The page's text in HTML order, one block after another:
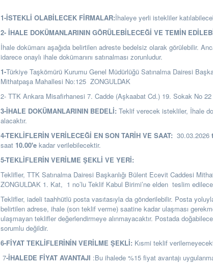
1-İSTEKLİ OLABİLECEK FİRMALAR:İhaleye yerli istekliler
2- İHALE DOKÜMANLARININ GÖRÜLEBİLECEĞİ VE TEMİN
İhale dokümanı aşağıda belirtilen adreste bedelsiz olarak görülebilir.
idarece onaylı ihale dokümanını satınalması zorunludur.
1-Türkiye Taşkömürü Kurumu Genel Müdürlüğü Satınalma Dairesi
Mithatpaşa Mahallesi No:125 ZONGULDAK
2- TTK Ankara Misafirhanesi 7. Cadde (Aşkaabat Cd.) 19. Sokak No
3-İHALE DOKÜMANLARININ BEDELİ: Teklif verecek istekliler, İhale
alacaktır.
4-TEKLİFLERİN VERİLECEĞİ EN SON TARİH VE SAAT: 30.03.2026
saat 10.00'ekadar verilebilecektir.
5-TEKLİFLERİN VERİLME ŞEKLİ VE YERİ:
Teklifler, TTK Satınalma Dairesi Başkanlığı Bülent Ecevit Caddesi
ZONGULDAK 1. Kat, 1 no’lu Teklif Kabul Birimi’ne elden teslim
Teklifler, iadeli taahhütlü posta vasıtasıyla da gönderilebilir. Posta
belirtilen adrese, ihale (son teklif verme) saatine kadar ulaşması
ulaşmayan teklifler değerlendirmeye alınmayacaktır. Postada
sorumlu değildir.
6-FİYAT TEKLİFLERİNİN VERİLME ŞEKLİ: Kısmi teklif
7-İHALEDE FİYAT AVANTAJI :Bu ihalede %15 fiyat avantajı